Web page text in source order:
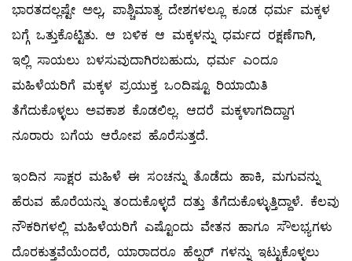
ಭಾರತದಲ್ಲಷ್ಟೇ ಅಲ್ಲ, ಪಾಶ್ಚಿಮಾತ್ಯ ದೇಶಗಳಲ್ಲೂ ಕೂಡ ಧರ್ಮ ಮಕ್ಕಳ
ಬಗ್ಗೆ ಒತ್ತುಕೊಟ್ಟಿತು. ಆ ಬಳಿಕ ಆ ಮಕ್ಕಳನ್ನು ಧರ್ಮದ ರಕ್ಷಣೆಗಾಗಿ,
ಇಲ್ಲಿ ಸಾಯಲು ಬಳಸುವುದಾಗಿರಬಹುದು, ಧರ್ಮ ಎಂದೂ
ಮಹಿಳೆಯರಿಗೆ ಮಕ್ಕಳ ಪ್ರಯುಕ್ತ ಒಂದಿಷ್ಟೂ ರಿಯಾಯಿತಿ
ತೆಗೆದುಕೊಳ್ಳಲು ಅವಕಾಶ ಕೊಡಲಿಲ್ಲ. ಆದರೆ ಮಕ್ಕಳಾಗದಿದ್ದಾಗ
ನೂರಾರು ಬಗೆಯ ಆರೋಪ ಹೊರೆಸುತ್ತದೆ.
ಇಂದಿನ ಸಾಕ್ಷರ ಮಹಿಳೆ ಈ ಸಂಚನ್ನು ತೊಡೆದು ಹಾಕಿ, ಮಗುವನ್ನು
ಹೆರುವ ಹೊರೆಯನ್ನು ತಂದುಕೊಳ್ಳದೆ ದತ್ತು ತೆಗೆದುಕೊಳ್ಳುತ್ತಿದ್ದಾಳೆ. ಕೆಲವು
ನೌಕರಿಗಳಲ್ಲಿ ಮಹಿಳೆಯರಿಗೆ ಎಷ್ಟೊಂದು ವೇತನ ಹಾಗೂ ಸೌಲಭ್ಯಗಳು
ದೊರಕುತ್ತವೆಯೆಂದರೆ, ಯಾರಾದರೂ ಹೆಲ್ಪರ್‌ ಗಳನ್ನು ಇಟ್ಟುಕೊಳ್ಳಲು